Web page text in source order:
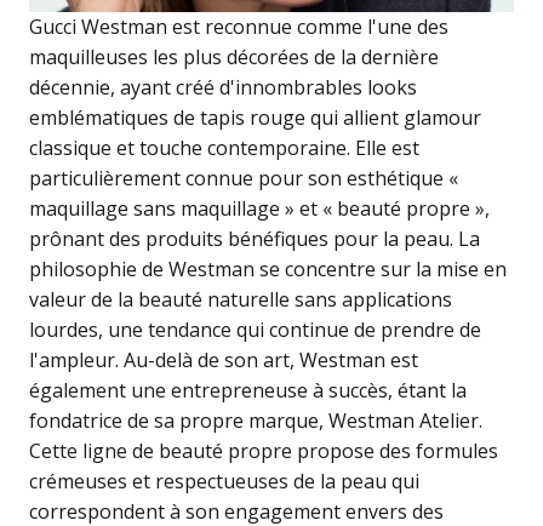
Gucci Westman est reconnue comme l'une des
maquilleuses les plus décorées de la dernière
décennie, ayant créé d'innombrables looks
emblématiques de tapis rouge qui allient glamour
classique et touche contemporaine. Elle est
particulièrement connue pour son esthétique «
maquillage sans maquillage » et « beauté propre »,
prônant des produits bénéfiques pour la peau. La
philosophie de Westman se concentre sur la mise en
valeur de la beauté naturelle sans applications
lourdes, une tendance qui continue de prendre de
l'ampleur. Au-delà de son art, Westman est
également une entrepreneuse à succès, étant la
fondatrice de sa propre marque, Westman Atelier.
Cette ligne de beauté propre propose des formules
crémeuses et respectueuses de la peau qui
correspondent à son engagement envers des